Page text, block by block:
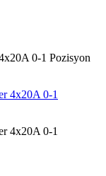
0-1 Pozisyon